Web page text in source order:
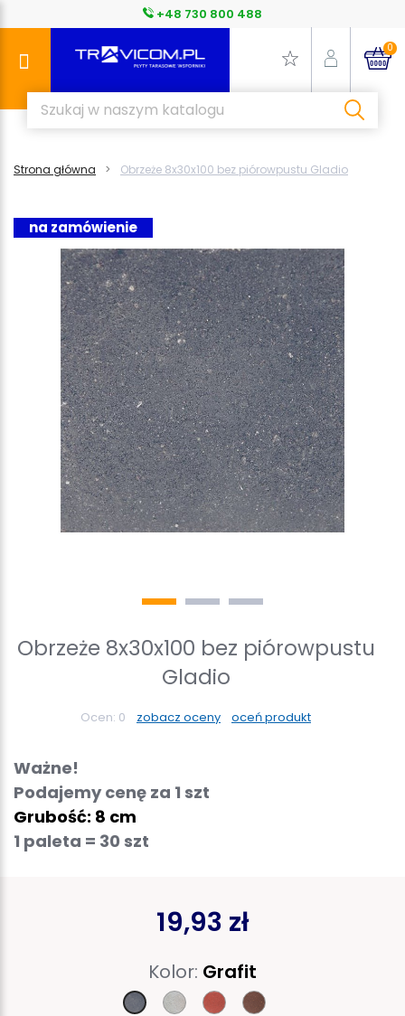
+48 730 800 488
0
Strona główna Obrzeże 8x30x100 bez piórowpustu Gladio
na zamówienie
Obrzeże 8x30x100 bez piórowpustu
Gladio
Ocen: 0 zobacz oceny oceń produkt
Ważne!
Podajemy cenę za 1 szt
Grubość: 8 cm
1 paleta = 30 szt
19,93 zł
Kolor: Grafit
Grafit Szary Rubin Brąż